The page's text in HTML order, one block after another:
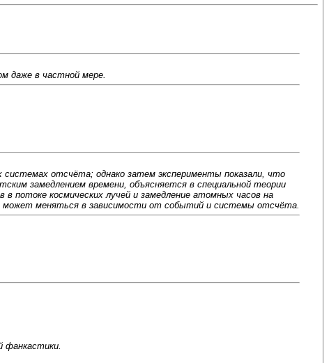
даже в частной мере.
системах отсчёта; однако затем эксперименты показали, что
замедлением времени, объясняется в специальной теории
потоке космических лучей и замедление атомных часов на
может меняться в зависимости от событий и системы отсчёта.
фанкастики.